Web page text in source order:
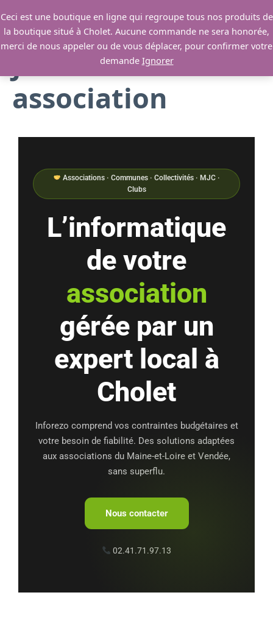
Ceci est une boutique en ligne qui regroupe tous nos produits de
la boutique situé à Cholet. Aucune commande ne sera honorée,
merci de nous appeler ou de vous déplacer, pour confirmer votre
demande Ignorer
au
contenu
Je suis une
association
Associations · Communes · Collectivités · MJC ·
Clubs
L’informatique
de votre
association
gérée par un
expert local à
Cholet
Inforezo comprend vos contraintes budgétaires et
votre besoin de fiabilité. Des solutions adaptées
aux associations du Maine-et-Loire et Vendée,
sans superflu.
Nous contacter
02.41.71.97.13